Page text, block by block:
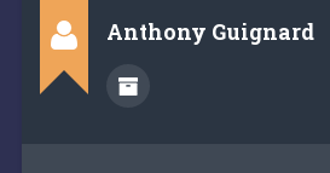
Anthony Guignard